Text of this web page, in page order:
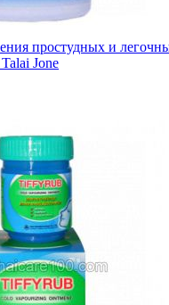
простудных и
Jone